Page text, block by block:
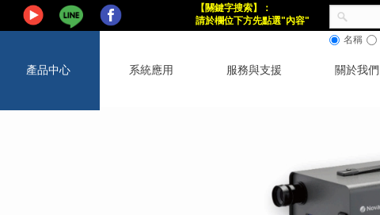
產品中心 系統應用 服務與支援 關於我們
【關鍵字搜索】
：
請於欄位下方先點選"內容"
名稱